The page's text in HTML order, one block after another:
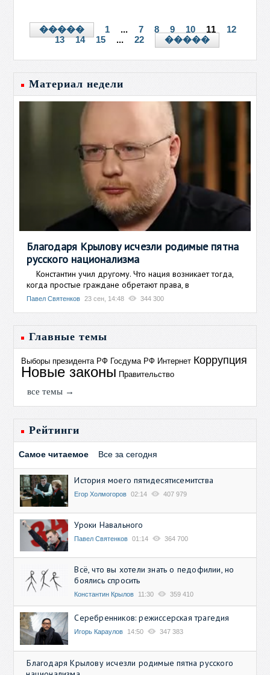
����� 1 ... 7 8 9 10 11
12
13
14 15 ... 22 �����
Материал недели
Благодаря Крылову исчезли родимые пятна
русского национализма
Константин учил другому. Что нация возникает тогда,
когда простые граждане обретают права, в
Павел Святенков 23 сен, 14:48 344 300
Главные темы
Выборы президента РФ Госдума РФ Интернет Коррупция
Новые законы Правительство
все темы →
Рейтинги
Самое читаемое Все за сегодня
История моего пятидесятисемитства
Егор Холмогоров 02:14 407 979
Уроки Навального
Павел Святенков 01:14 364 700
Всё, что вы хотели знать о педофилии, но
боялись спросить
Константин Крылов 11:30 359 410
Серебренников: режиссерская трагедия
Игорь Караулов 14:50 347 383
Благодаря Крылову исчезли родимые пятна русского